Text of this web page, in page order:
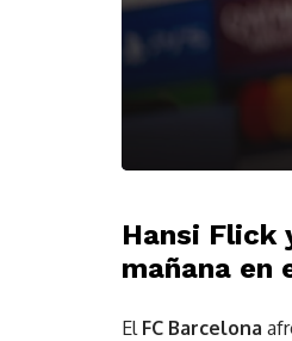
Hansi Flick
mañana en
El FC Barcelona